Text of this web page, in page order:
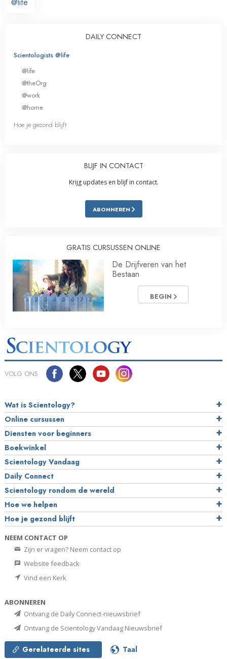
DAILY CONNECT
Scientologists @life
@life
@theOrg
@work
@home
Hoe je gezond blijft
BLIJF IN CONTACT
Krijg updates en blijf in contact.
ABONNEREN
GRATIS CURSUSSEN ONLINE
De Drijfveren van het
Bestaan
BEGIN
VOLG ONS
Wat is Scientology?
Online cursussen
Diensten voor beginners
Boekwinkel
Scientology Vandaag
Daily Connect
Scientology rondom de wereld
Hoe we helpen
Hoe je gezond blijft
NEEM CONTACT OP
Zijn er vragen? Neem contact op
Website feedback
Vind een Kerk
ABONNEREN
Ontvang de Daily Connect-nieuwsbrief
Ontvang de Scientology Vandaag Nieuwsbrief
Gerelateerde sites Taal